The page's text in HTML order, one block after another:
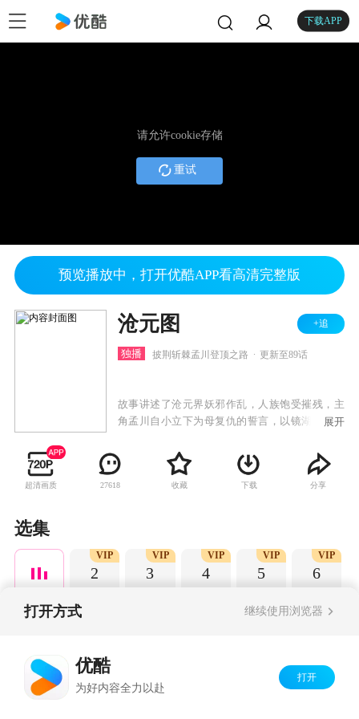
下载APP
请允许cookie存储
重试
预览播放中，打开优酷APP看高清完整版
沧元图 +追
独播 披荆斩棘孟川登顶之路 更新至89话
故事讲述了沧元界妖邪作乱，人族饱受摧残，主
角孟川自小立下为母复仇的誓言，以镜湖道院为
手，惩处奸恶，溃灭妖族，登顶四大道院，名满
东宁府，拜上元初山，成就一代神魔的故事。
展开
超清画质 27618 收藏 下载 分享
选集
2
VIP
3
VIP
4
VIP
5
VIP
6
VIP
打开方式 继续使用浏览器
优酷
为好内容全力以赴
打开